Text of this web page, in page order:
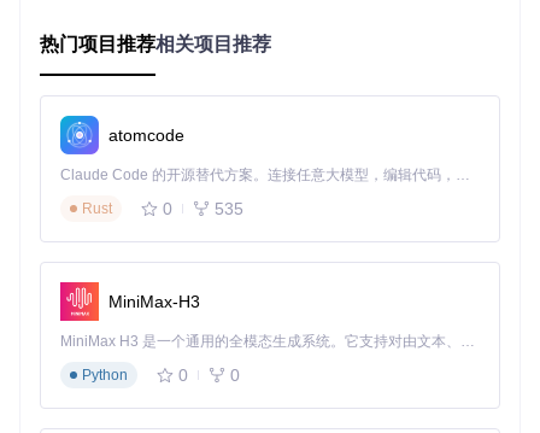
解决方案：
点击主界面"添加实例"按钮
选择所需游戏版本并点击"确定"
等待实例创建完成后点击"启动"
立的配置文件和资源目录，核心实现见
nce.cpp
PrismLauncher内置模组管理功能，支持从主流平台直接下载
安装模组。
解决方案：
热门项目推荐相关项目推荐
atomcode
Claude Code 的开源替代方案。连接任意大模型，编辑代码，运行命令，自动验证 — 全自动执行。用 Rust 构建，极致性能。 ｜ An open-source alternative to Claude Code. Connect any LLM, edit code, run commands, and verify changes — autonomously. Built in Rust for speed. Get Started
Rust
0 535
MiniMax-H3
MiniMax H3 是一个通用的全模态生成系统。它支持对由文本、图像、视频和音频组成的多模态上下文进行统一理解，并能生成分辨率高达 2K、时长可达 15 秒的带原生立体声音频的视频。得益于面向任务泛化的系统设计，H3 在预训练阶段就已具备广泛的多模态上下文理解与生成能力，能够出色地执行复杂的多模态指令。
Python
0 0